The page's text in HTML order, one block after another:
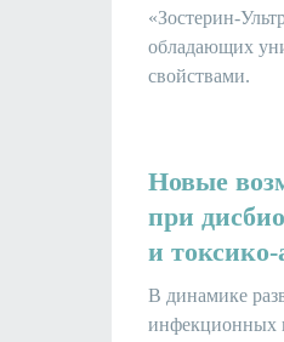
«Зостерин-
обладающих
свойствами.
Новые
при
и
В динамике
инфекционных